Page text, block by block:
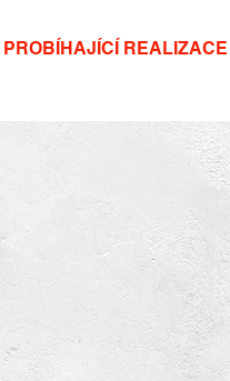
PROBÍHAJÍCÍ REALIZACE
služby v
od